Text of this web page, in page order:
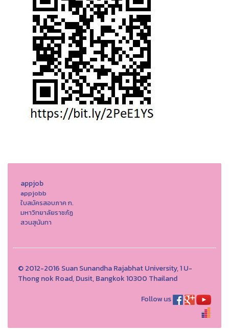
appjob
appjobb
ใบสมัครสอบภาค ก.
มหาวิทยาลัยราชภัฏ
สวนสุนันทา
© 2012-2016 Suan Sunandha Rajabhat University, 1 U-
Thong nok Road, Dusit, Bangkok 10300 Thailand
Follow us